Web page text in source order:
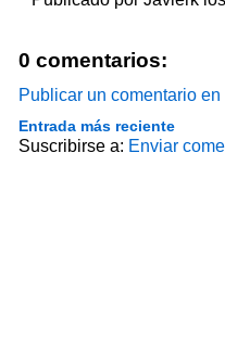
0 comentarios:
Publicar un comentario en
Entrada más reciente
Suscribirse a: Enviar